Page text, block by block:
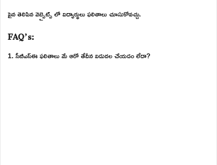
పైన తెలిపిన వెబ్సైట్స్ లో విద్యార్థులు ఫలితాలు చూసుకోవచ్చు.
FAQ’s:
1. సీబీఎస్ఈ ఫలితాలు మే ఆరో తేదీన విడుదల చేయడం లేదా?